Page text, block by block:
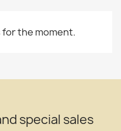
the moment.
special sales